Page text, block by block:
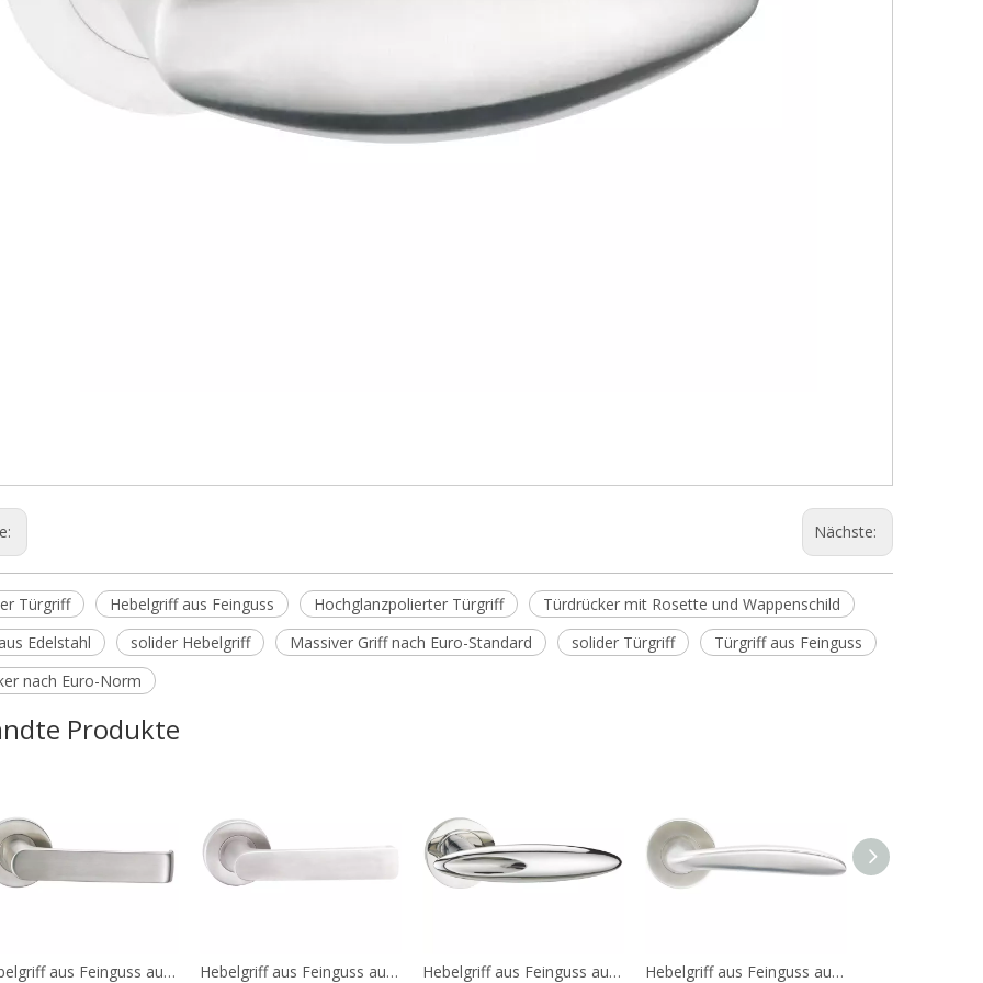
Nächste:
Türgriff Hebelgriff aus Feinguss Hochglanzpolierter Türgriff
Türdrücker mit Rosette und Wappenschild
Edelstahl
solider Hebelgriff Massiver Griff nach Euro-Standard solider Türgriff
Türgriff aus Feinguss
nach Euro-Norm
Produkte
Hebelgriff aus Feinguss aus Edelstahl 304, europäischer Standard A124 Hebelgriff aus Feinguss aus Edelstahl 304, europäischer Standard A123 Hebelgriff aus Feinguss aus Edelstahl 304, europäischer Standard A122 Hebelgriff aus Feinguss aus Edelstahl 304, europäischer Standard A121